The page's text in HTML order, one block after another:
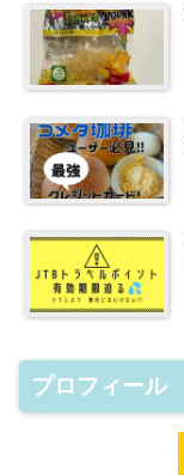
プロフィール